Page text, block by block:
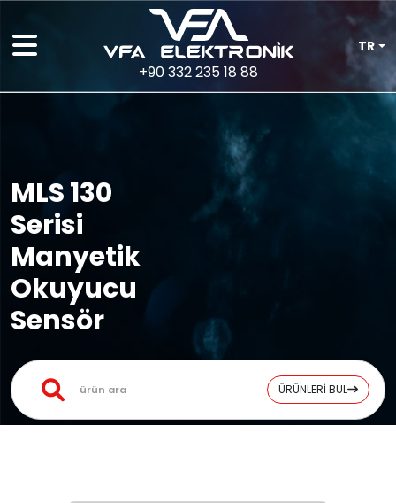
+90 332 235 18 88
TR
MLS 130
Serisi
Manyetik
Okuyucu
Sensör
ÜRÜNLERİ BUL